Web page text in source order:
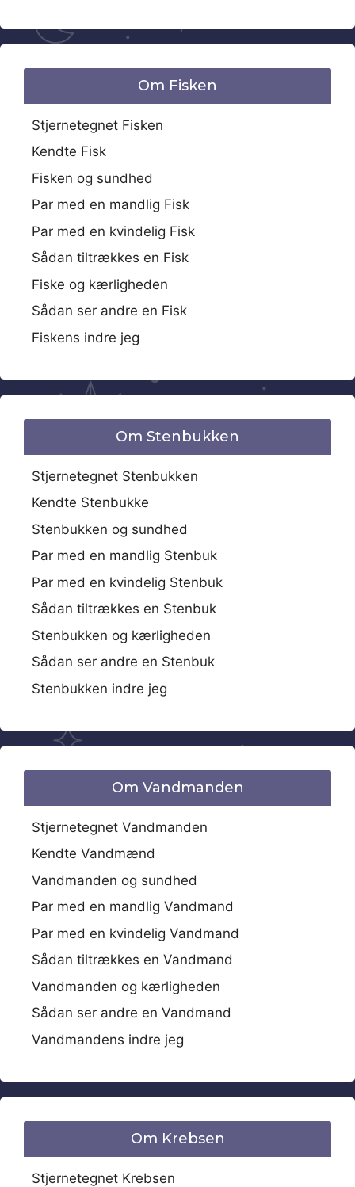
Om Fisken
Stjernetegnet Fisken
Kendte Fisk
Fisken og sundhed
Par med en mandlig Fisk
Par med en kvindelig Fisk
Sådan tiltrækkes en Fisk
Fiske og kærligheden
Sådan ser andre en Fisk
Fiskens indre jeg
Om Stenbukken
Stjernetegnet Stenbukken
Kendte Stenbukke
Stenbukken og sundhed
Par med en mandlig Stenbuk
Par med en kvindelig Stenbuk
Sådan tiltrækkes en Stenbuk
Stenbukken og kærligheden
Sådan ser andre en Stenbuk
Stenbukken indre jeg
Om Vandmanden
Stjernetegnet Vandmanden
Kendte Vandmænd
Vandmanden og sundhed
Par med en mandlig Vandmand
Par med en kvindelig Vandmand
Sådan tiltrækkes en Vandmand
Vandmanden og kærligheden
Sådan ser andre en Vandmand
Vandmandens indre jeg
Om Krebsen
Stjernetegnet Krebsen